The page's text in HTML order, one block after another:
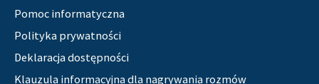
Pomoc informatyczna
Polityka prywatności
Deklaracja dostępności
Klauzula informacyjna dla nagrywania rozmów